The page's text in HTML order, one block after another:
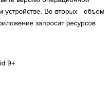
Во-вторых - объем
запросит ресурсов
9+